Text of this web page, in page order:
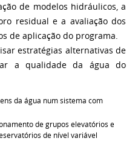
de modelos hidráulicos, a
residual e a avaliação dos
de aplicação do programa.
estratégias alternativas de
a qualidade da água do
da água num sistema com
de grupos elevatórios e
de nível variável